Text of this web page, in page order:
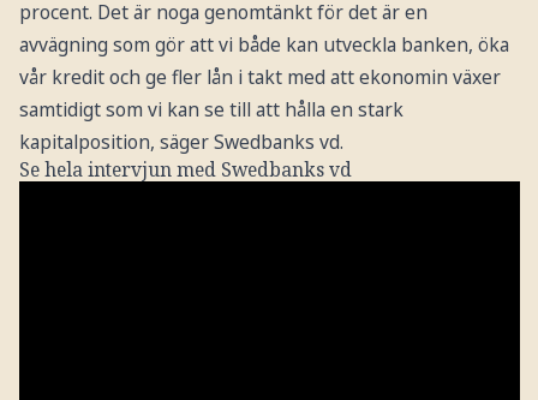
procent. Det är noga genomtänkt för det är en
avvägning som gör att vi både kan utveckla banken, öka
vår kredit och ge fler lån i takt med att ekonomin växer
samtidigt som vi kan se till att hålla en stark
kapitalposition, säger Swedbanks vd.
Se hela intervjun med Swedbanks vd